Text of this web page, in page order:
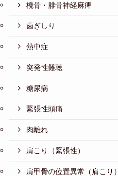
橈骨・腓骨神経麻痺
歯ぎしり
熱中症
突発性難聴
糖尿病
緊張性頭痛
肉離れ
肩こり（緊張性）
肩甲骨の位置異常（肩こり）